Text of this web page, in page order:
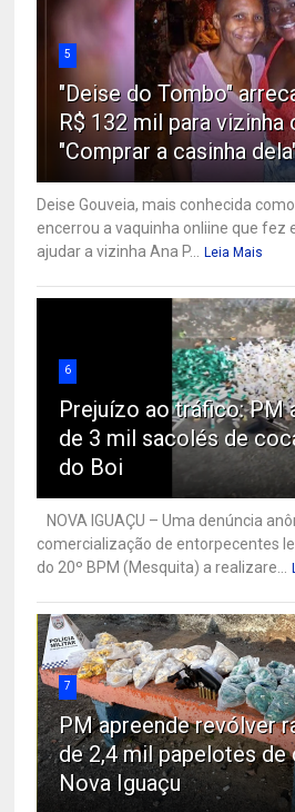
5
"Deise do Tombo"
R$ 132 mil para vizinha
"Comprar a casinha
Deise Gouveia, mais conhecida
encerrou a vaquinha onliine que fez
ajudar a vizinha Ana P... Leia Mais
6
Prejuízo ao tráfico: PM
de 3 mil sacolés de
do Boi
NOVA IGUAÇU – Uma denúncia
comercialização de entorpecentes
do 20º BPM (Mesquita) a realizare...
7
PM apreende revólver
de 2,4 mil papelotes de
Nova Iguaçu